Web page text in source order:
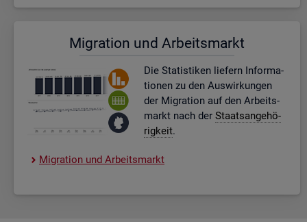
Mi­gra­ti­on und Ar­beits­markt
Die Sta­tis­ti­ken lie­fern In­for­ma­
tio­nen zu den Aus­wir­kun­gen
der Mi­gra­ti­on auf den Ar­beits­
markt nach der Staats­an­ge­hö­
rig­keit.
Mi­gra­ti­on und Ar­beits­markt